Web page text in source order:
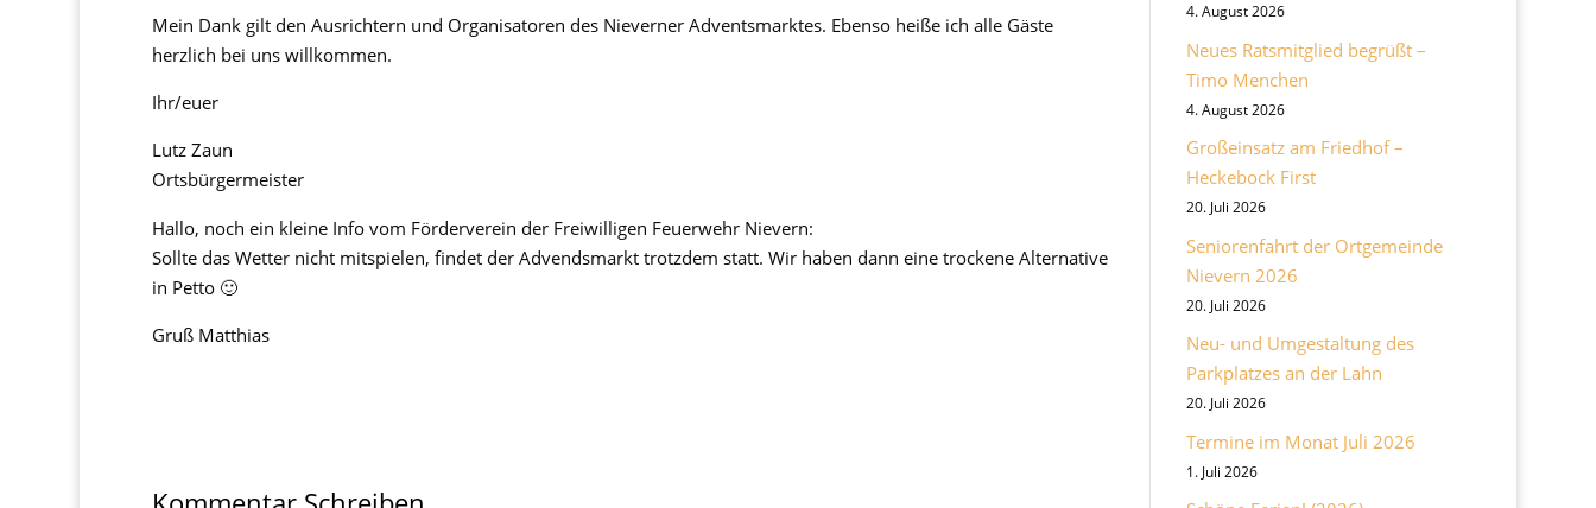
Mein Dank gilt den Ausrichtern und Organisatoren des Nieverner Adventsmarktes. Ebenso heiße ich alle Gäste
herzlich bei uns willkommen.
Ihr/euer
Lutz Zaun
Ortsbürgermeister
Hallo, noch ein kleine Info vom Förderverein der Freiwilligen Feuerwehr Nievern:
Sollte das Wetter nicht mitspielen, findet der Advendsmarkt trotzdem statt. Wir haben dann eine trockene Alternative
in Petto 🙂
Gruß Matthias
4. August 2026
Neues Ratsmitglied begrüßt –
Timo Menchen
4. August 2026
Großeinsatz am Friedhof –
Heckebock First
20. Juli 2026
Seniorenfahrt der Ortgemeinde
Nievern 2026
20. Juli 2026
Neu- und Umgestaltung des
Parkplatzes an der Lahn
20. Juli 2026
Termine im Monat Juli 2026
1. Juli 2026